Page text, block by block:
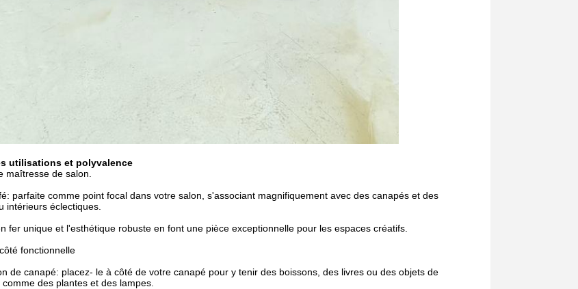
utilisations et polyvalence
maîtresse de salon.
parfaite comme point focal dans votre salon, s'associant magnifiquement avec des canapés et des
intérieurs éclectiques.
fer unique et l'esthétique robuste en font une pièce exceptionnelle pour les espaces créatifs.
fonctionnelle
de canapé: placez- le à côté de votre canapé pour y tenir des boissons, des livres ou des objets de
des plantes et des lampes.